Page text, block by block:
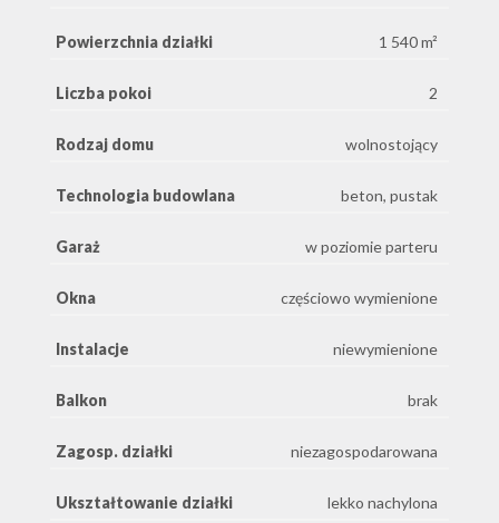
Powierzchnia działki 1 540 m²
Liczba pokoi 2
Rodzaj domu wolnostojący
Technologia budowlana beton, pustak
Garaż w poziomie parteru
Okna częściowo wymienione
Instalacje niewymienione
Balkon brak
Zagosp. działki niezagospodarowana
Ukształtowanie działki lekko nachylona